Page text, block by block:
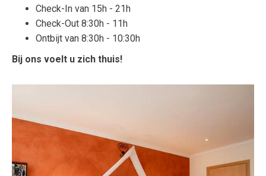
Check-In van 15h - 21h
Check-Out 8:30h - 11h
Ontbijt van 8:30h - 10:30h
Bij ons voelt u zich thuis!